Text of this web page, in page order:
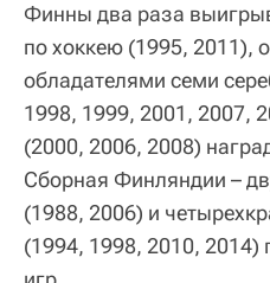
Финны два раза
по хоккею (1995, 2011),
обладателями семи
1998, 1999, 2001, 2007,
(2000, 2006, 2008)
Сборная Финляндии –
(1988, 2006) и
(1994, 1998, 2010, 2014)